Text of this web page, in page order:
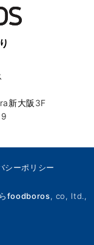
新大阪3F
シーポリシー
らfoodboros, co, ltd.,